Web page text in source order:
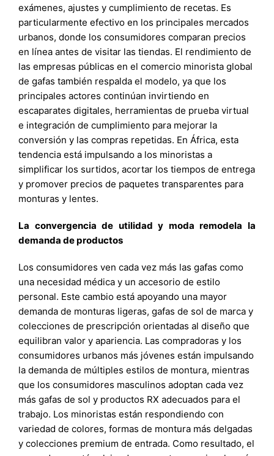
exámenes, ajustes y cumplimiento de recetas. Es
particularmente efectivo en los principales mercados
urbanos, donde los consumidores comparan precios
en línea antes de visitar las tiendas. El rendimiento de
las empresas públicas en el comercio minorista global
de gafas también respalda el modelo, ya que los
principales actores continúan invirtiendo en
escaparates digitales, herramientas de prueba virtual
e integración de cumplimiento para mejorar la
conversión y las compras repetidas. En África, esta
tendencia está impulsando a los minoristas a
simplificar los surtidos, acortar los tiempos de entrega
y promover precios de paquetes transparentes para
monturas y lentes.
La convergencia de utilidad y moda remodela la
demanda de productos
Los consumidores ven cada vez más las gafas como
una necesidad médica y un accesorio de estilo
personal. Este cambio está apoyando una mayor
demanda de monturas ligeras, gafas de sol de marca y
colecciones de prescripción orientadas al diseño que
equilibran valor y apariencia. Las compradoras y los
consumidores urbanos más jóvenes están impulsando
la demanda de múltiples estilos de montura, mientras
que los consumidores masculinos adoptan cada vez
más gafas de sol y productos RX adecuados para el
trabajo. Los minoristas están respondiendo con
variedad de colores, formas de montura más delgadas
y colecciones premium de entrada. Como resultado, el